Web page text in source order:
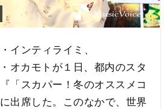
インティライミ、
オカモトが１日、都内のスタ
「スカパー！冬のオススメコ
出席した。このなかで、世界